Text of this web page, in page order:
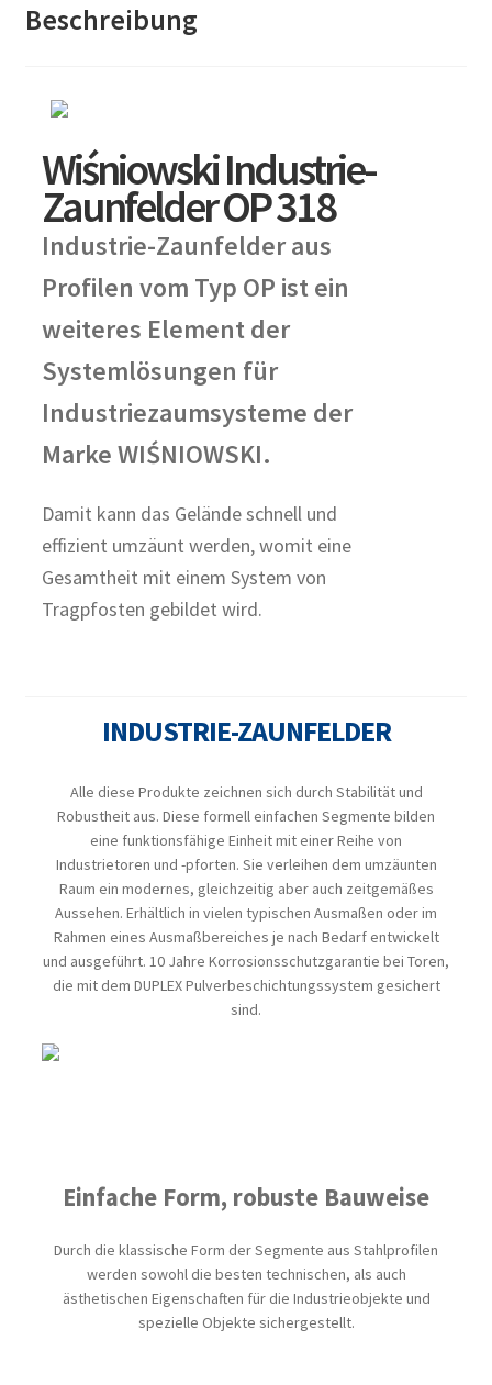
Beschreibung
Wiśniowski Industrie-
Zaunfelder OP 318
Industrie-Zaunfelder aus
Profilen vom Typ OP ist ein
weiteres Element der
Systemlösungen für
Industriezaumsysteme der
Marke WIŚNIOWSKI.
Damit kann das Gelände schnell und
effizient umzäunt werden, womit eine
Gesamtheit mit einem System von
Tragpfosten gebildet wird.
INDUSTRIE-ZAUNFELDER
Alle diese Produkte zeichnen sich durch Stabilität und
Robustheit aus. Diese formell einfachen Segmente bilden
eine funktionsfähige Einheit mit einer Reihe von
Industrietoren und -pforten. Sie verleihen dem umzäunten
Raum ein modernes, gleichzeitig aber auch zeitgemäßes
Aussehen. Erhältlich in vielen typischen Ausmaßen oder im
Rahmen eines Ausmaßbereiches je nach Bedarf entwickelt
und ausgeführt. 10 Jahre Korrosionsschutzgarantie bei Toren,
die mit dem DUPLEX Pulverbeschichtungssystem gesichert
sind.
Einfache Form, robuste Bauweise
Durch die klassische Form der Segmente aus Stahlprofilen
werden sowohl die besten technischen, als auch
ästhetischen Eigenschaften für die Industrieobjekte und
spezielle Objekte sichergestellt.